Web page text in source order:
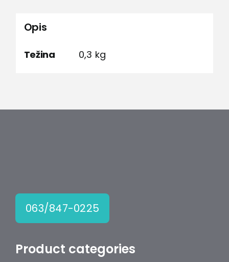
Opis
Težina 0,3 kg
063/847-0225
Product categories